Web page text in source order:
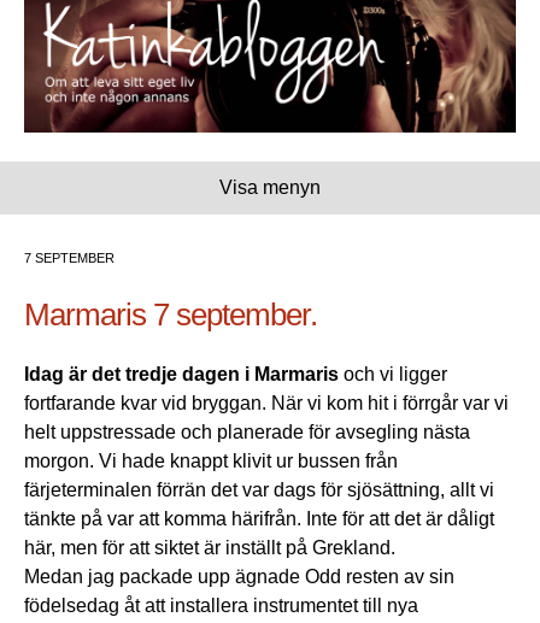
Visa menyn
7 SEPTEMBER
Marmaris 7 september.
Idag är det tredje dagen i Marmaris och vi ligger
fortfarande kvar vid bryggan. När vi kom hit i förrgår var vi
helt uppstressade och planerade för avsegling nästa
morgon. Vi hade knappt klivit ur bussen från
färjeterminalen förrän det var dags för sjösättning, allt vi
tänkte på var att komma härifrån. Inte för att det är dåligt
här, men för att siktet är inställt på Grekland.
Medan jag packade upp ägnade Odd resten av sin
födelsedag åt att installera instrumentet till nya